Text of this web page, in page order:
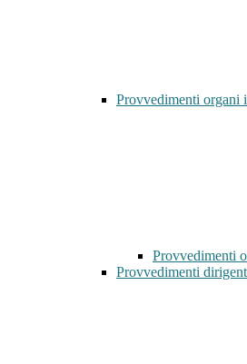
Provvedimenti organi
Provvedimenti
Provvedimenti